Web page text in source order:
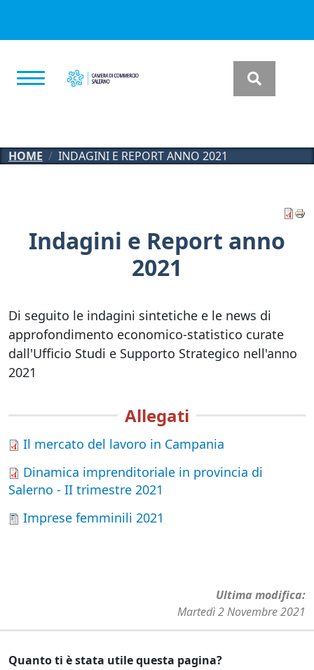
HOME INDAGINI E REPORT ANNO 2021
Indagini e Report anno
2021
Di seguito le indagini sintetiche e le news di
approfondimento economico-statistico curate
dall'Ufficio Studi e Supporto Strategico nell'anno
2021
Allegati
Il mercato del lavoro in Campania
Dinamica imprenditoriale in provincia di
Salerno - II trimestre 2021
Imprese femminili 2021
Ultima modifica
Martedì 2 Novembre 2021
Quanto ti è stata utile questa pagina?